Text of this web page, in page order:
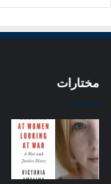
مختارات